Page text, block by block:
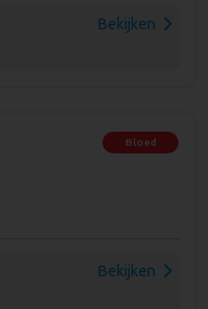
Bekijken
Bloed
Bekijken